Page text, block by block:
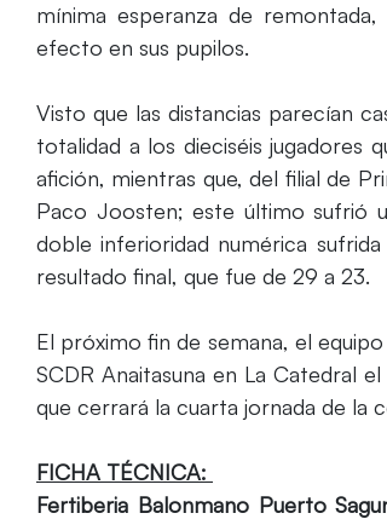
mínima esperanza de
efecto en sus pupilos.
Visto que las distancias parecían
totalidad a los dieciséis jugadores
afición, mientras que, del filial de
Paco Joosten; este último sufrió
doble inferioridad numérica
resultado final, que fue de 29 a 23.
El próximo fin de semana, el
SCDR Anaitasuna en La Catedral
que cerrará la cuarta jornada de la
FICHA TÉCNICA:
Fertiberia Balonmano Puerto